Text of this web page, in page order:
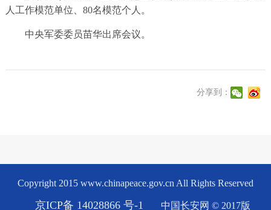
人工作模范单位、80名模范个人。
中央军委委员苗华出席会议。
分享到：
Copyright 2015 www.chinapeace.gov.cn All Rights Reserved
京ICP备 14028866 号-1 中国长安网 © 2017版